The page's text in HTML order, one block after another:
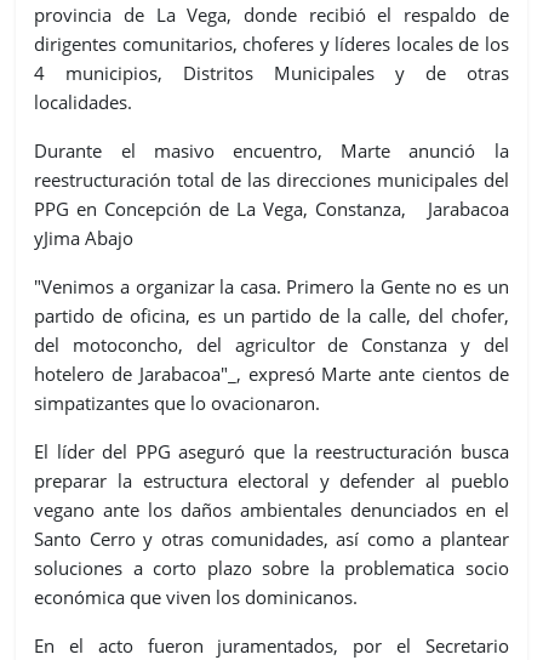
provincia de La Vega, donde recibió el respaldo de
dirigentes comunitarios, choferes y líderes locales de los
4 municipios, Distritos Municipales y de otras
localidades.
Durante el masivo encuentro, Marte anunció la
reestructuración total de las direcciones municipales del
PPG en Concepción de La Vega, Constanza, Jarabacoa
yJima Abajo
"Venimos a organizar la casa. Primero la Gente no es un
partido de oficina, es un partido de la calle, del chofer,
del motoconcho, del agricultor de Constanza y del
hotelero de Jarabacoa"_, expresó Marte ante cientos de
simpatizantes que lo ovacionaron.
El líder del PPG aseguró que la reestructuración busca
preparar la estructura electoral y defender al pueblo
vegano ante los daños ambientales denunciados en el
Santo Cerro y otras comunidades, así como a plantear
soluciones a corto plazo sobre la problematica socio
económica que viven los dominicanos.
En el acto fueron juramentados, por el Secretario